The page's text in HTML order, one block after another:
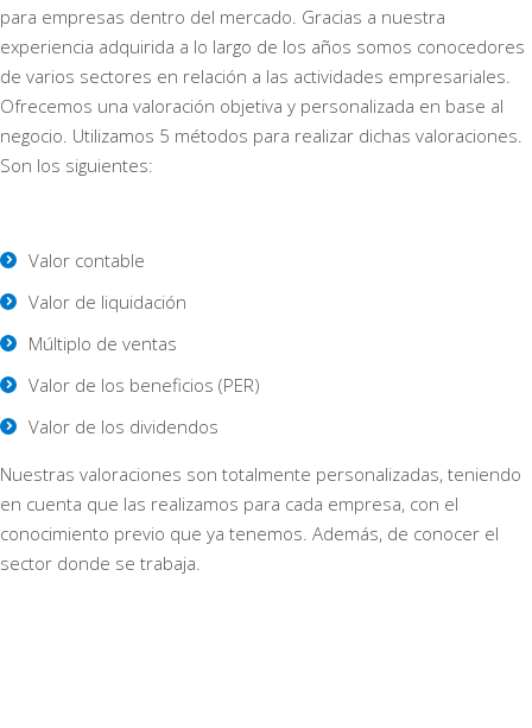
para empresas dentro del mercado. Gracias a nuestra
experiencia adquirida a lo largo de los años somos conocedores
de varios sectores en relación a las actividades empresariales.
Ofrecemos una valoración objetiva y personalizada en base al
negocio. Utilizamos 5 métodos para realizar dichas valoraciones.
Son los siguientes:
Valor contable
Valor de liquidación
Múltiplo de ventas
Valor de los beneficios (PER)
Valor de los dividendos
Nuestras valoraciones son totalmente personalizadas, teniendo
en cuenta que las realizamos para cada empresa, con el
conocimiento previo que ya tenemos. Además, de conocer el
sector donde se trabaja.